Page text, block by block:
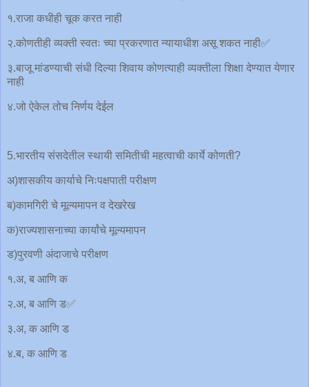
१.राजा कधीही चूक करत नाही
२.कोणतीही व्यक्ती स्वतः च्या प्रकरणात न्यायाधीश असू शकत नाही✅
३.बाजू मांडण्याची संधी दिल्या शिवाय कोणत्याही व्यक्तीला शिक्षा देण्यात येणार
नाही
४.जो ऐकेल तोच निर्णय देईल
5.भारतीय संसदेतील स्थायी समितीची महत्वाची कार्ये कोणती?
अ)शासकीय कार्याचे निःपक्षपाती परीक्षण
ब)कामगिरी चे मूल्यमापन व देखरेख
क)राज्यशासनाच्या कार्यांचे मूल्यमापन
ड)पुरवणी अंदाजाचे परीक्षण
१.अ, ब आणि क
२.अ, ब आणि ड✅
३.अ, क आणि ड
४.ब, क आणि ड